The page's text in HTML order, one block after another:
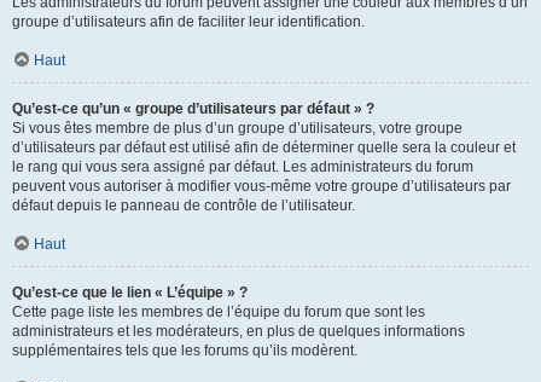
groupe d’utilisateurs afin de faciliter leur identification.
Haut
Qu’est-ce qu’un « groupe d’utilisateurs par défaut » ?
Si vous êtes membre de plus d’un groupe d’utilisateurs, votre groupe
d’utilisateurs par défaut est utilisé afin de déterminer quelle sera la couleur et
le rang qui vous sera assigné par défaut. Les administrateurs du forum
peuvent vous autoriser à modifier vous-même votre groupe d’utilisateurs par
défaut depuis le panneau de contrôle de l’utilisateur.
Haut
Qu’est-ce que le lien « L’équipe » ?
Cette page liste les membres de l’équipe du forum que sont les
administrateurs et les modérateurs, en plus de quelques informations
supplémentaires tels que les forums qu’ils modèrent.